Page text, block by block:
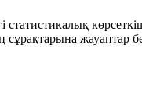
жауаптар